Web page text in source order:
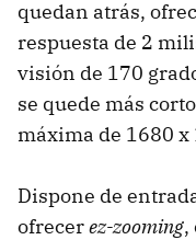
quedan atrás,
respuesta de 2
visión de 170
se quede más
máxima de 1680
Dispone de
ofrecerez-zooming,